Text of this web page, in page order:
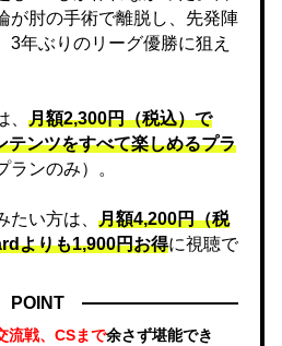
が肘の手術で離脱し、先発陣
3年ぶりのリーグ優勝に狙え
、 月額2,300円（税込）で
テンツをすべて楽しめるプラ
ランのみ）。
たい方は、 月額4,200円（税
よりも1,900円お得に視聴で
POINT
流戦、CSまで余さず堪能でき